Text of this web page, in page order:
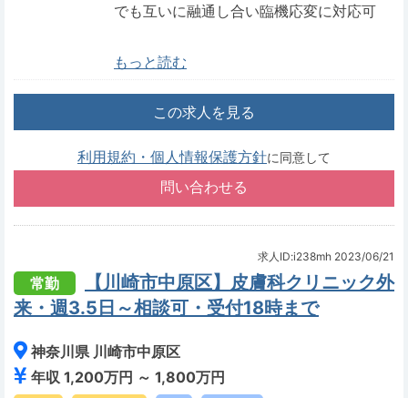
でも互いに融通し合い臨機応変に対応可
もっと読む
この求人を見る
利用規約・個人情報保護方針に同意して
求人ID:i238mh 2023/06/21
常勤
【川崎市中原区】皮膚科クリニック外
来・週3.5日～相談可・受付18時まで
神奈川県 川崎市中原区
年収 1,200万円 ～ 1,800万円